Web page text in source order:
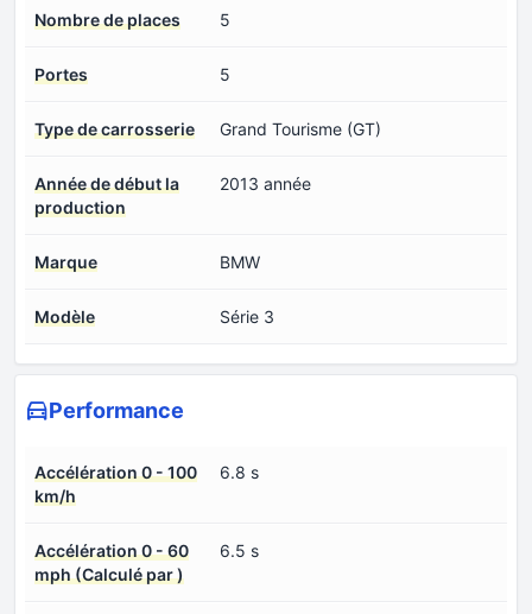
Nombre de places 5
Portes 5
Type de carrosserie Grand Tourisme (GT)
Année de début la
production
2013 année
Marque BMW
Modèle Série 3
Performance
Accélération 0 - 100
km/h
6.8 s
Accélération 0 - 60
mph (Calculé par )
6.5 s